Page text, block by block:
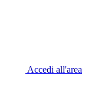
Accedi all'area